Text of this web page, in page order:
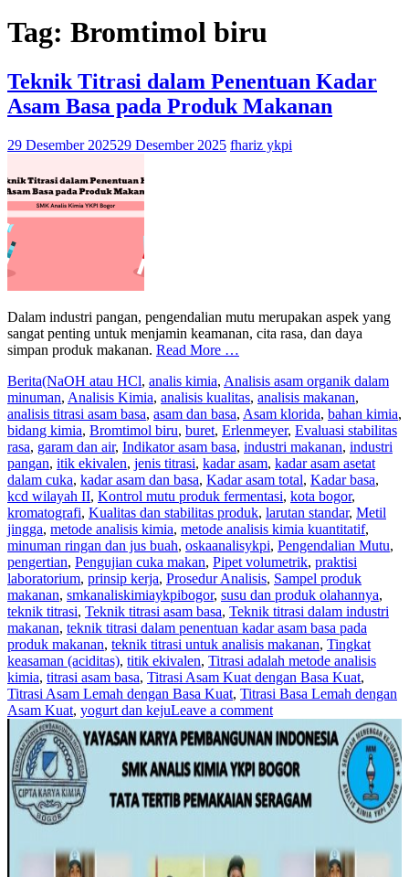
Tag: Bromtimol biru
Teknik Titrasi dalam Penentuan Kadar
Asam Basa pada Produk Makanan
29 Desember 202529 Desember 2025 fhariz ykpi
Dalam industri pangan, pengendalian mutu merupakan aspek yang
sangat penting untuk menjamin keamanan, cita rasa, dan daya
simpan produk makanan. Read More …
Berita(NaOH atau HCl, analis kimia, Analisis asam organik dalam
minuman, Analisis Kimia, analisis kualitas, analisis makanan,
analisis titrasi asam basa, asam dan basa, Asam klorida, bahan kimia,
bidang kimia, Bromtimol biru, buret, Erlenmeyer, Evaluasi stabilitas
rasa, garam dan air, Indikator asam basa, industri makanan, industri
pangan, itik ekivalen, jenis titrasi, kadar asam, kadar asam asetat
dalam cuka, kadar asam dan basa, Kadar asam total, Kadar basa,
kcd wilayah II, Kontrol mutu produk fermentasi, kota bogor,
kromatografi, Kualitas dan stabilitas produk, larutan standar, Metil
jingga, metode analisis kimia, metode analisis kimia kuantitatif,
minuman ringan dan jus buah, oskaanalisykpi, Pengendalian Mutu,
pengertian, Pengujian cuka makan, Pipet volumetrik, praktisi
laboratorium, prinsip kerja, Prosedur Analisis, Sampel produk
makanan, smkanaliskimiaykpibogor, susu dan produk olahannya,
teknik titrasi, Teknik titrasi asam basa, Teknik titrasi dalam industri
makanan, teknik titrasi dalam penentuan kadar asam basa pada
produk makanan, teknik titrasi untuk analisis makanan, Tingkat
keasaman (aciditas), titik ekivalen, Titrasi adalah metode analisis
kimia, titrasi asam basa, Titrasi Asam Kuat dengan Basa Kuat,
Titrasi Asam Lemah dengan Basa Kuat, Titrasi Basa Lemah dengan
Asam Kuat, yogurt dan kejuLeave a comment